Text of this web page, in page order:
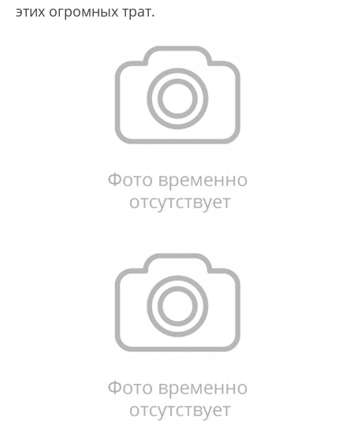
этих огромных трат.